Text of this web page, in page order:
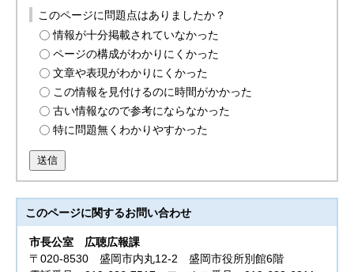
このページに問題点はありましたか？
情報が十分掲載されていなかった
ページの構成がわかりにくかった
文章や表現がわかりにくかった
この情報を見付けるのに時間がかかった
古い情報なので参考にならなかった
特に問題無くわかりやすかった
送信
このページに関するお問い合わせ
市長公室 広聴広報課
〒020-8530 盛岡市内丸12-2 盛岡市役所別館6階